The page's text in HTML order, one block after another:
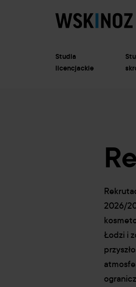
Studia
licencjackie
2026/
Łodzi i